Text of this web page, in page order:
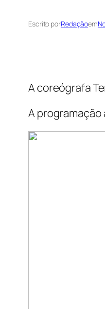
Escrito porRedaçãoem
A coreógrafa
A